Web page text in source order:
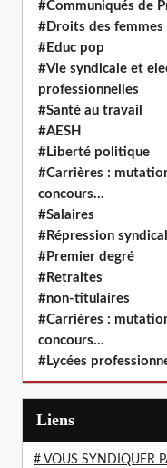
#Communiqués de
#Droits des femmes
#Educ pop
#Vie syndicale et
professionnelles
#Santé au travail
#AESH
#Liberté politique
#Carrières :
concours...
#Salaires
#Répression
#Premier degré
#Retraites
#non-titulaires
#Carrières :
concours...
#Lycées
Liens
# VOUS SYNDIQUER